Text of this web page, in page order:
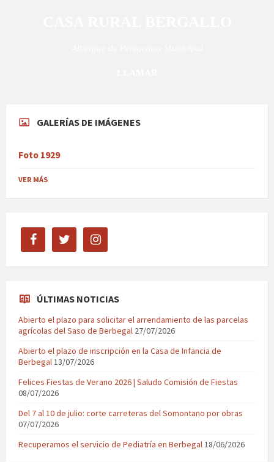
GALERÍAS DE IMÁGENES
Foto 1929
VER MÁS
facebook twitter instagram
ÚLTIMAS NOTICIAS
Abierto el plazo para solicitar el arrendamiento de las parcelas
agrícolas del Saso de Berbegal 27/07/2026
Abierto el plazo de inscripción en la Casa de Infancia de
Berbegal13/07/2026
Felices Fiestas de Verano 2026 | Saludo Comisión de Fiestas
08/07/2026
Del 7 al 10 de julio: corte carreteras del Somontano por obras
07/07/2026
Recuperamos el servicio de Pediatría en Berbegal18/06/2026